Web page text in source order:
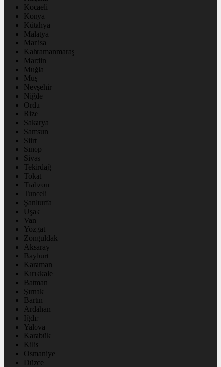
Kocaeli
Konya
Kütahya
Malatya
Manisa
Kahramanmaraş
Mardin
Muğla
Muş
Nevşehir
Niğde
Ordu
Rize
Sakarya
Samsun
Siirt
Sinop
Sivas
Tekirdağ
Tokat
Trabzon
Tunceli
Şanlıurfa
Uşak
Van
Yozgat
Zonguldak
Aksaray
Bayburt
Karaman
Kırıkkale
Batman
Şırnak
Bartın
Ardahan
Iğdır
Yalova
Karabük
Kilis
Osmaniye
Düzce